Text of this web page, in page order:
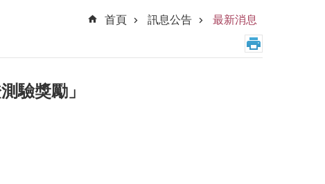
首頁
訊息公告 最新消息
驗獎勵」